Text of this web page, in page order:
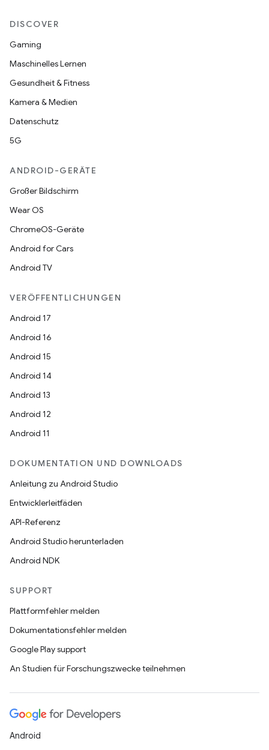
DISCOVER
Gaming
Maschinelles Lernen
Gesundheit & Fitness
Kamera & Medien
Datenschutz
5G
ANDROID-GERÄTE
Großer Bildschirm
Wear OS
ChromeOS-Geräte
Android for Cars
Android TV
VERÖFFENTLICHUNGEN
Android 17
Android 16
Android 15
Android 14
Android 13
Android 12
Android 11
DOKUMENTATION UND DOWNLOADS
Anleitung zu Android Studio
Entwicklerleitfäden
API-Referenz
Android Studio herunterladen
Android NDK
SUPPORT
Plattformfehler melden
Dokumentationsfehler melden
Google Play support
An Studien für Forschungszwecke teilnehmen
Android